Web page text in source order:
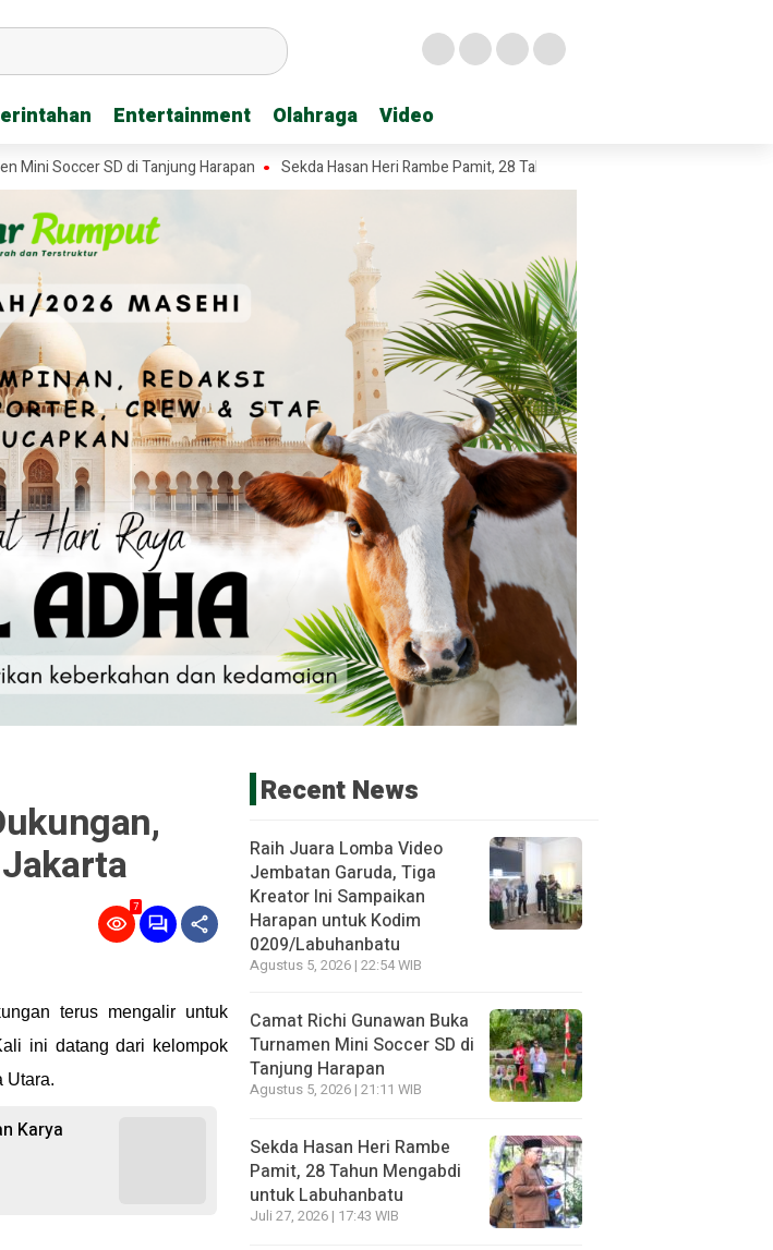
Entertainment Olahraga Video
Entertainment Olahraga Video
SD di Tanjung Harapan Sekda Hasan Heri Rambe Pamit, 28 Tahun Mengabdi untuk Labuhanbatu
7
terus mengalir untuk
ini datang dari kelompok
Utara.
Karya
Recent News
Raih Juara Lomba Video
Jembatan Garuda, Tiga
Kreator Ini Sampaikan
Harapan untuk Kodim
0209/Labuhanbatu
Agustus 5, 2026 | 22:54 WIB
Camat Richi Gunawan Buka
Turnamen Mini Soccer SD di
Tanjung Harapan
Agustus 5, 2026 | 21:11 WIB
Sekda Hasan Heri Rambe
Pamit, 28 Tahun Mengabdi
untuk Labuhanbatu
Juli 27, 2026 | 17:43 WIB